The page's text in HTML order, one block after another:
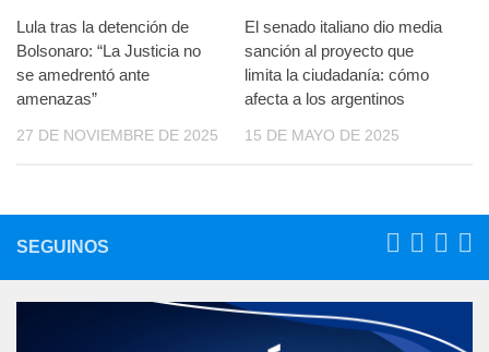
Lula tras la detención de
Bolsonaro: “La Justicia no
se amedrentó ante
amenazas”
27 DE NOVIEMBRE DE 2025
El senado italiano dio media
sanción al proyecto que
limita la ciudadanía: cómo
afecta a los argentinos
15 DE MAYO DE 2025
SEGUINOS